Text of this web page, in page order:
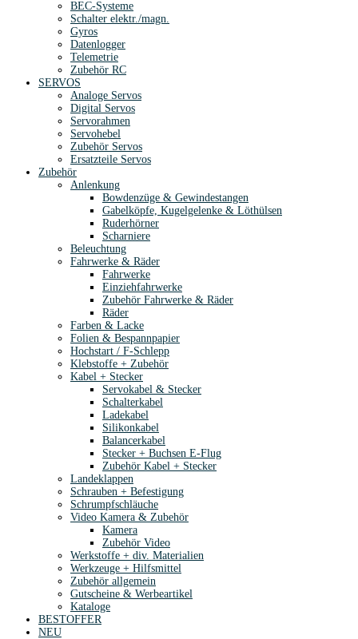
BEC-Systeme
Schalter elektr./magn.
Gyros
Datenlogger
Telemetrie
Zubehör RC
SERVOS
Analoge Servos
Digital Servos
Servorahmen
Servohebel
Zubehör Servos
Ersatzteile Servos
Zubehör
Anlenkung
Bowdenzüge & Gewindestangen
Gabelköpfe, Kugelgelenke & Löthülsen
Ruderhörner
Scharniere
Beleuchtung
Fahrwerke & Räder
Fahrwerke
Einziehfahrwerke
Zubehör Fahrwerke & Räder
Räder
Farben & Lacke
Folien & Bespannpapier
Hochstart / F-Schlepp
Klebstoffe + Zubehör
Kabel + Stecker
Servokabel & Stecker
Schalterkabel
Ladekabel
Silikonkabel
Balancerkabel
Stecker + Buchsen E-Flug
Zubehör Kabel + Stecker
Landeklappen
Schrauben + Befestigung
Schrumpfschläuche
Video Kamera & Zubehör
Kamera
Zubehör Video
Werkstoffe + div. Materialien
Werkzeuge + Hilfsmittel
Zubehör allgemein
Gutscheine & Werbeartikel
Kataloge
BESTOFFER
NEU